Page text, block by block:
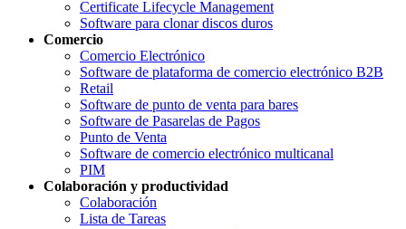
Certificate Lifecycle Management
Software para clonar discos duros
Comercio
Comercio Electrónico
Software de plataforma de comercio electrónico B2B
Retail
Software de punto de venta para bares
Software de Pasarelas de Pagos
Punto de Venta
Software de comercio electrónico multicanal
PIM
Colaboración y productividad
Colaboración
Lista de Tareas